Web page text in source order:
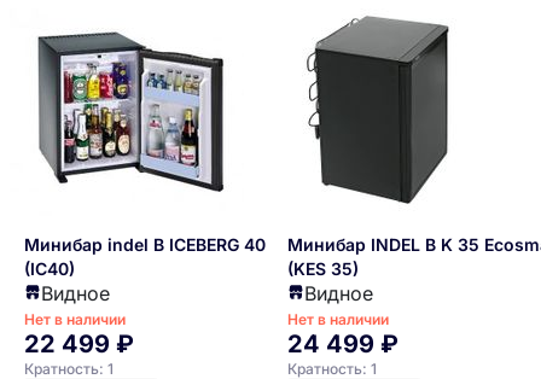
Минибар indel В ICEBERG 40
(IC40)
Видное
Нет в наличии
22 499 ₽
Кратность: 1
Минибар INDEL B K 35
(KES 35)
Видное
Нет в наличии
24 499 ₽
Кратность: 1